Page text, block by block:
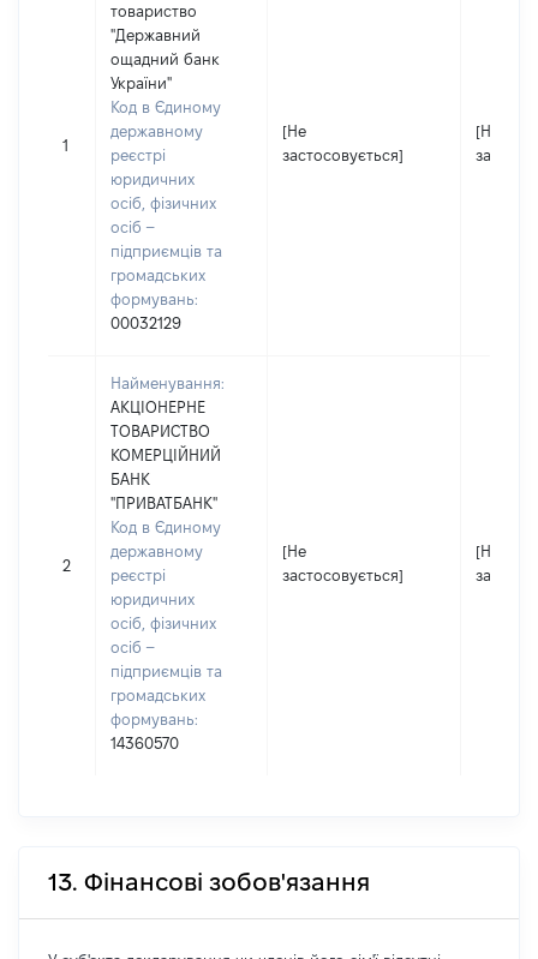
1
товариство
"Державний
ощадний банк
України"
Код в Єдиному
державному
реєстрі
юридичних
осіб, фізичних
осіб –
підприємців та
громадських
формувань:
00032129
[Не
застосовується]
[Не
2
Найменування:
АКЦІОНЕРНЕ
ТОВАРИСТВО
КОМЕРЦІЙНИЙ
БАНК
"ПРИВАТБАНК"
Код в Єдиному
державному
реєстрі
юридичних
осіб, фізичних
осіб –
підприємців та
громадських
формувань:
14360570
[Не
застосовується]
[Не
13. Фінансові зобов'язання